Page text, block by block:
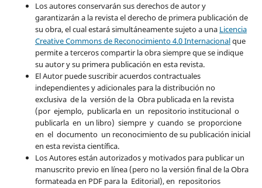
Los autores conservarán sus derechos de autor y
garantizarán a la revista el derecho de primera publicación de
su obra, el cual estará simultáneamente sujeto a una Licencia
Creative Commons de Reconocimiento 4.0 Internacionalque
permite a terceros compartir la obra siempre que se indique
su autor y su primera publicación en esta revista.
El Autor puede suscribir acuerdos contractuales
independientes y adicionales para la distribución no
exclusiva de la versión de la Obra publicada en la revista
(por ejemplo, publicarla en un repositorio institucional o
publicarla en un libro) siempre y cuando se proporcione
en el documento un reconocimiento de su publicación inicial
en esta revista científica.
Los Autores están autorizados y motivados para publicar un
manuscrito previo en línea (pero no la versión final de la Obra
formateada en PDF para la Editorial), en repositorios